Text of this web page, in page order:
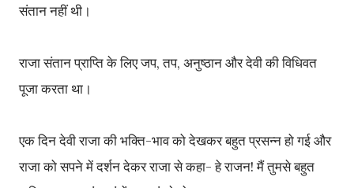
संतान नहीं थी।
राजा संतान प्राप्ति के लिए जप, तप, अनुष्ठान और देवी की विधिवत
पूजा करता था।
एक दिन देवी राजा की भक्ति-भाव को देखकर बहुत प्रसन्न हो गई और
राजा को सपने में दर्शन देकर राजा से कहा- हे राजन! मैं तुमसे बहुत